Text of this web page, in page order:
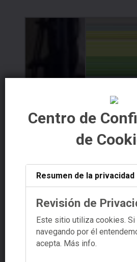
Centro de
de
Resumen de la privacidad
Revisión de
Este sitio utiliza cookies. Si
navegando por él
acepta. Más info.